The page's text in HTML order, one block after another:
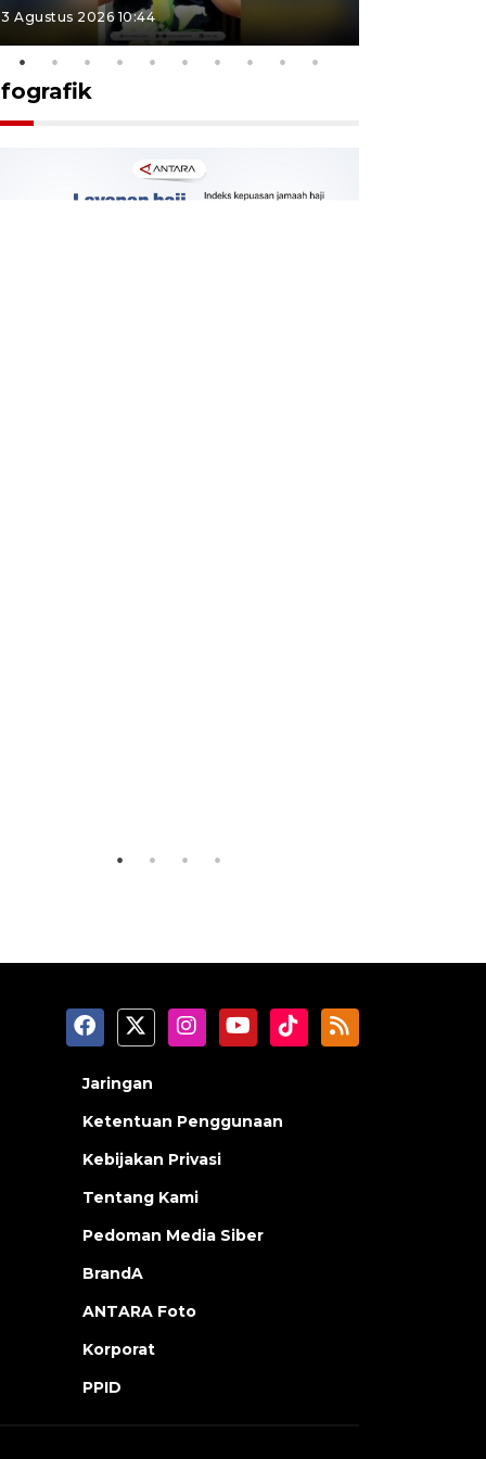
3 Agustus 2026 10:44
Jaringan
Ketentuan Penggunaan
Kebijakan Privasi
Tentang Kami
Pedoman Media Siber
BrandA
ANTARA Foto
Korporat
PPID